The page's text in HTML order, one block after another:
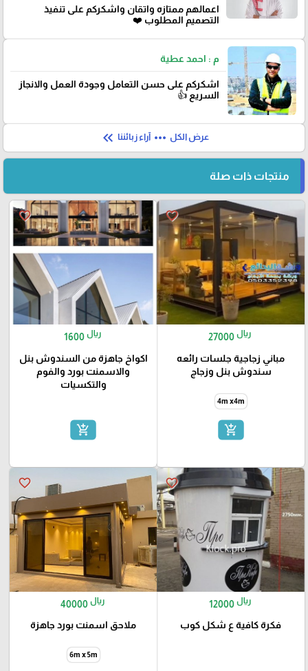
اعمالهم ممتازه واتقان واشكركم على تنفيذ
التصميم المطلوب ❤️
م : احمد عطية
اشكركم على حسن التعامل وجودة العمل والانجاز
السريع 👍
عرض الكل more_horiz آراء زبائننا keyboard_double_arrow_left
منتجات ذات صلة
favorite_border
27000 ريال
مباني زجاجية جلسات رائعه
سندوش بنل وزجاج
4m x4m
add_shopping_cart
favorite_border
1600 ريال
اكواخ جاهزة من السندوش بنل
والاسمنت بورد والفوم
والتكسيات
add_shopping_cart
favorite_border
12000 ريال
فكرة كافية ع شكل كوب
favorite_border
40000 ريال
ملاحق اسمنت بورد جاهزة
6m x 5m